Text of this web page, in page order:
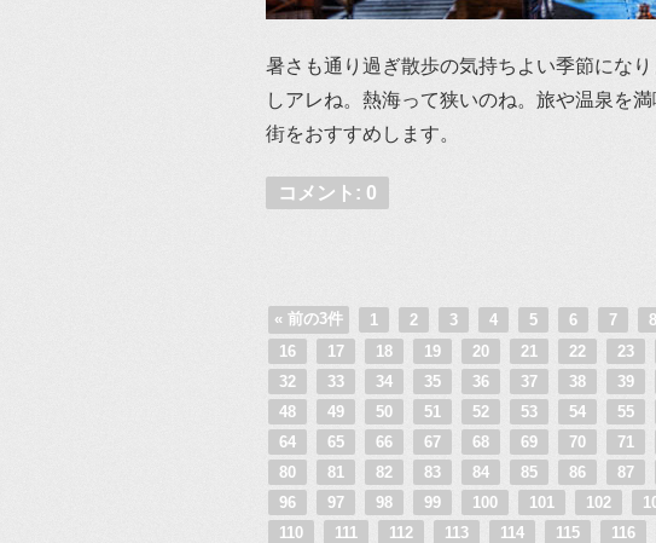
暑さも通り過ぎ散歩の気持ちよい季節にな
しアレね。熱海って狭いのね。旅や温泉を
街をおすすめします。
コメント: 0
« 前の3件 1 2 3 4 5 6 7 8
16
17 18 19 20 21 22 23
32
33 34 35 36 37 38 39
48
49 50 51 52 53 54 55
64
65 66 67 68 69 70 71
80
81 82 83 84 85 86 87
96
97 98 99 100 101 102
110
111 112 113 114 115 116